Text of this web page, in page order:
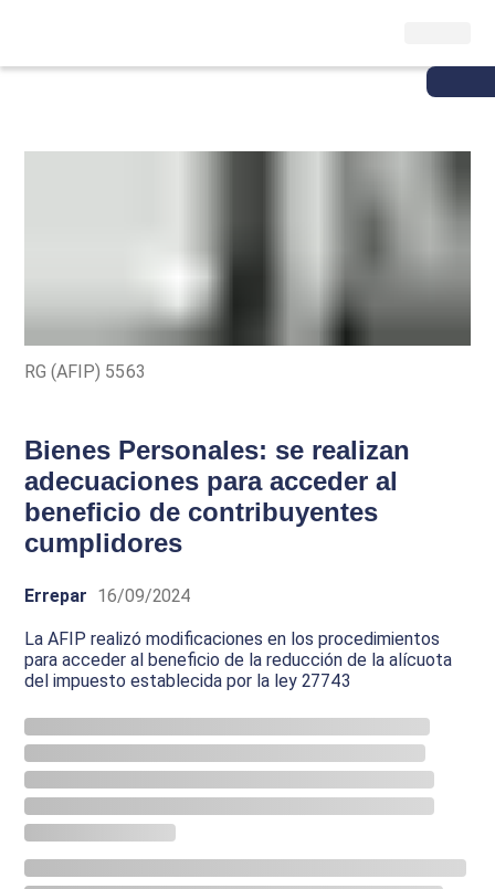
RG (AFIP) 5563
Bienes Personales: se realizan
adecuaciones para acceder al
beneficio de contribuyentes
cumplidores
Errepar 16/09/2024
La AFIP realizó modificaciones en los procedimientos
para acceder al beneficio de la reducción de la alícuota
del impuesto establecida por la ley 27743